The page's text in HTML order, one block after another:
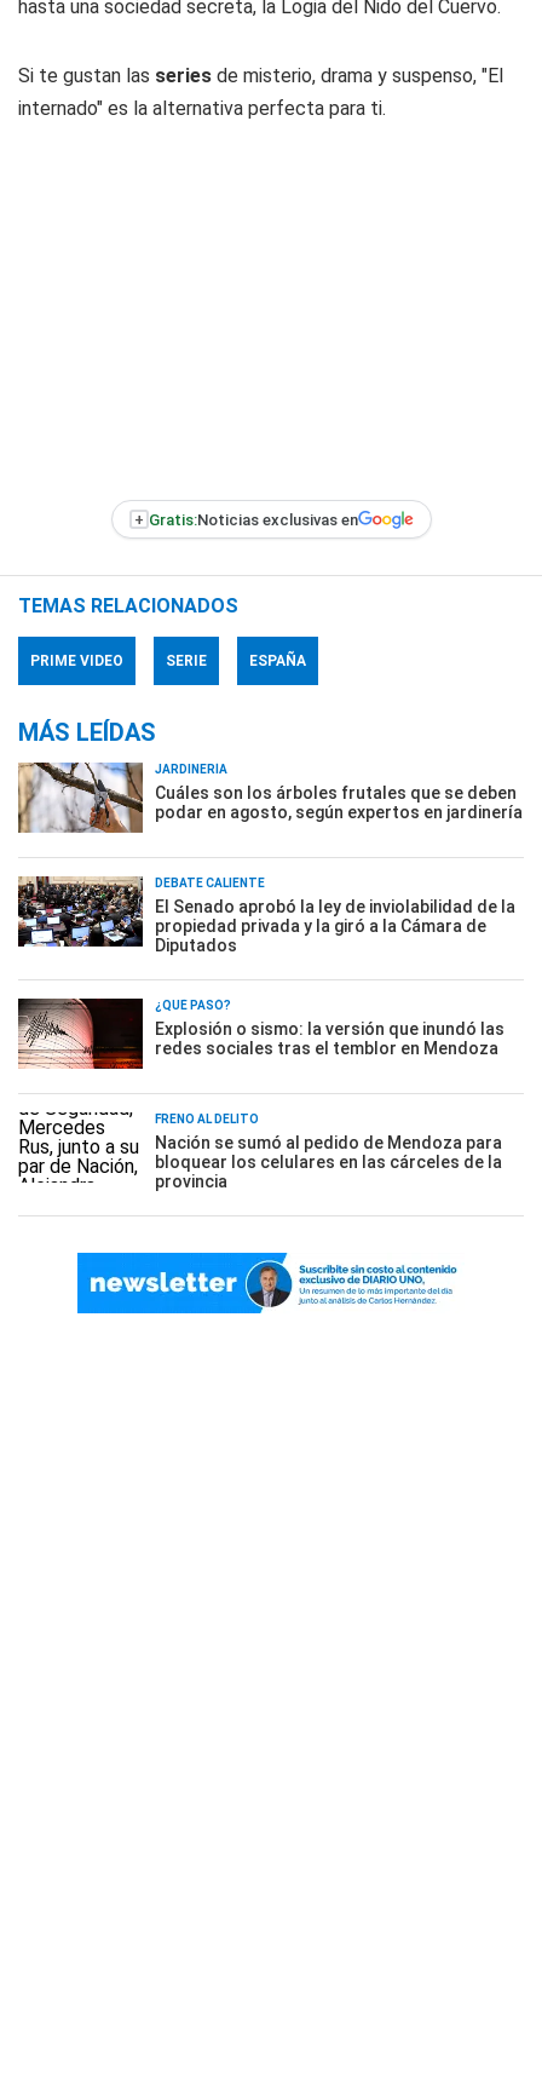
hasta una sociedad secreta, la Logia del Nido del Cuervo.
Si te gustan las series de misterio, drama y suspenso, "El
internado" es la alternativa perfecta para ti.
+ Gratis:Noticias exclusivas en
TEMAS RELACIONADOS
PRIME VIDEO SERIE ESPAÑA
MÁS LEÍDAS
JARDINERÍA
Cuáles son los árboles frutales que se deben
podar en agosto, según expertos en jardinería
DEBATE CALIENTE
El Senado aprobó la ley de inviolabilidad de la
propiedad privada y la giró a la Cámara de
Diputados
¿QUÉ PASÓ?
Explosión o sismo: la versión que inundó las
redes sociales tras el temblor en Mendoza
FRENO AL DELITO
Nación se sumó al pedido de Mendoza para
bloquear los celulares en las cárceles de la
provincia